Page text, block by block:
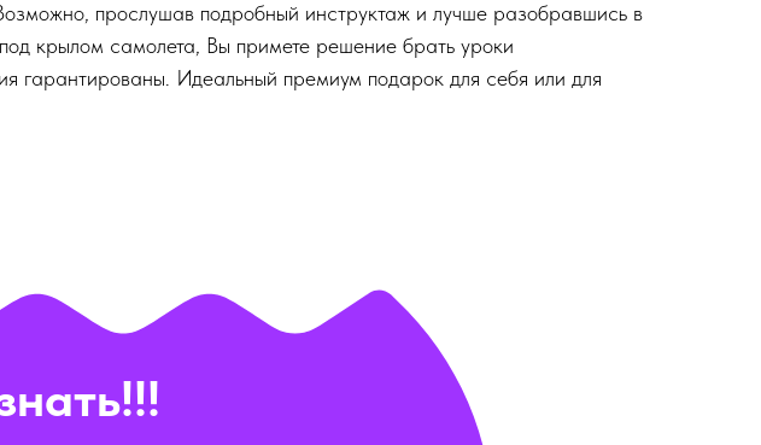
прослушав подробный инструктаж и лучше разобравшись в
крылом самолета, Вы примете решение брать уроки
гарантированы. Идеальный премиум подарок для себя или для